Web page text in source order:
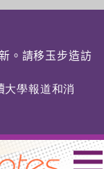
。請移玉步造訪
學報道和消